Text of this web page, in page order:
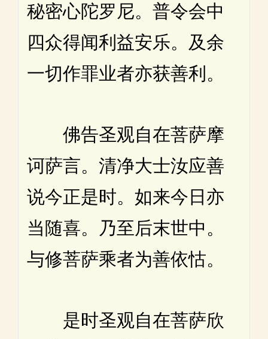
秘密心陀罗尼。普令会中
四众得闻利益安乐。及余
一切作罪业者亦获善利。
佛告圣观自在菩萨摩
诃萨言。清净大士汝应善
说今正是时。如来今日亦
当随喜。乃至后末世中。
与修菩萨乘者为善依怙。
是时圣观自在菩萨欣